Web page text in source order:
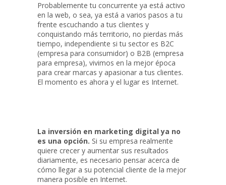
Probablemente tu concurrente ya está activo
en la web, o sea, ya está a varios pasos a tu
frente escuchando a tus clientes y
conquistando más territorio, no pierdas más
tiempo, independiente si tu sector es B2C
(empresa para consumidor) o B2B (empresa
para empresa), vivimos en la mejor época
para crear marcas y apasionar a tus clientes.
El momento es ahora y el lugar es Internet.
La inversión en marketing digital ya no
es una opción. Si su empresa realmente
quiere crecer y aumentar sus resultados
diariamente, es necesario pensar acerca de
cómo llegar a su potencial cliente de la mejor
manera posible en Internet.